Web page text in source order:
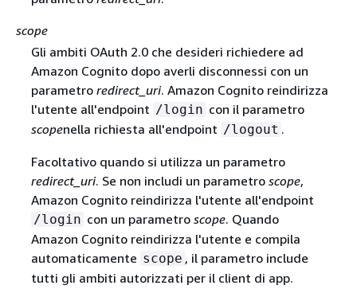
scope
Gli ambiti OAuth 2.0 che desideri richiedere ad
Amazon Cognito dopo averli disconnessi con un
parametro redirect_uri. Amazon Cognito reindirizza
l'utente all'endpoint /login con il parametro
scopenella richiesta all'endpoint /logout .
Facoltativo quando si utilizza un parametro
redirect_uri. Se non includi un parametro scope,
Amazon Cognito reindirizza l'utente all'endpoint
/login con un parametro scope. Quando
Amazon Cognito reindirizza l'utente e compila
automaticamente scope , il parametro include
tutti gli ambiti autorizzati per il client di app.